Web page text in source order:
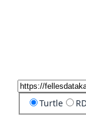
Turtle